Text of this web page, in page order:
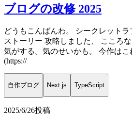
ブログの改修 2025
どうもこんばんわ。 シークレット
ストーリー 攻略しました、 こころ
気がする。気のせいかも。 今作は
(https://
自作ブログ Next.js TypeScript
2025/6/26投稿